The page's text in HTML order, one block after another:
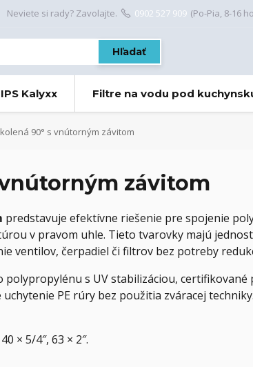
Hľadať
Neviete si rady? Zavolajte. 0902 527 909 (Po-Pia, 8-16
Kalyxx Filtre na vodu pod
kolená 90° s vnútorným závitom
vnútorným závitom
predstavuje efektívne riešenie pre spojenie
v pravom uhle. Tieto tvarovky majú
ventilov, čerpadiel či filtrov bez potreby
polypropylénu s UV stabilizáciou,
PE rúry bez použitia zváracej
× 5/4″, 63 × 2″.